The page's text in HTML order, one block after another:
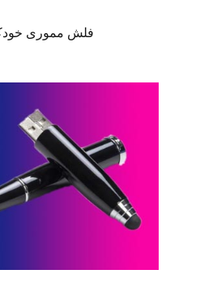
فلش مموری